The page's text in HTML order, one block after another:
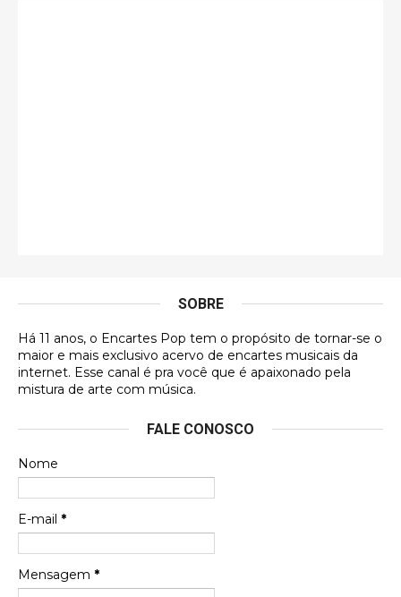
DVD MIDINHO
Francierton
futuras aquisições, e olhando o encarte aqui, me
Francierton
Espero que tenham sentido minha falta, informo
que estou de volta para trazer mais contribuições
SOBRE
Há 11 anos, o Encartes Pop tem o propósito de tornar-se o
maior e mais exclusivo acervo de encartes musicais da
internet. Esse canal é pra você que é apaixonado pela
mistura de arte com música.
FALE CONOSCO
Nome
E-mail *
Mensagem *